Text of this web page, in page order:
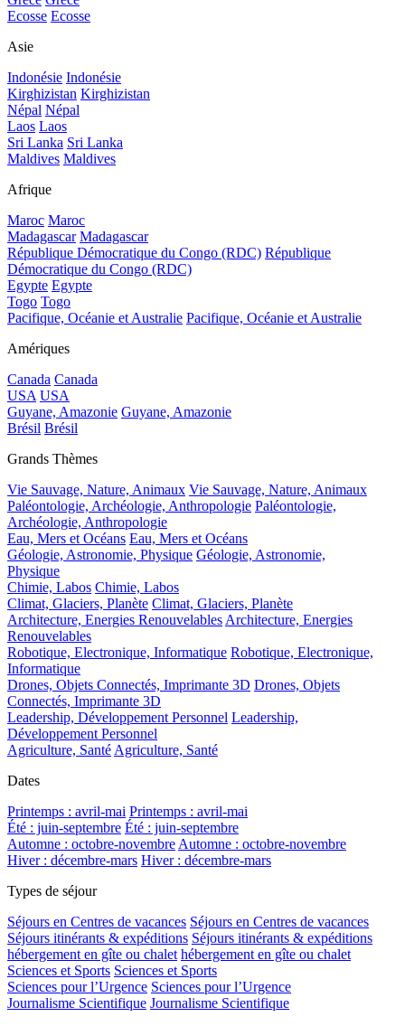
Ecosse Ecosse
Asie
Indonésie Indonésie
Kirghizistan Kirghizistan
Népal Népal
Laos Laos
Sri Lanka Sri Lanka
Maldives Maldives
Afrique
Maroc Maroc
Madagascar Madagascar
République Démocratique du Congo (RDC) République
Démocratique du Congo (RDC)
Egypte Egypte
Togo Togo
Pacifique, Océanie et Australie Pacifique, Océanie et Australie
Amériques
Canada Canada
USA USA
Guyane, Amazonie Guyane, Amazonie
Brésil Brésil
Grands Thèmes
Vie Sauvage, Nature, Animaux Vie Sauvage, Nature, Animaux
Paléontologie, Archéologie, Anthropologie Paléontologie,
Archéologie, Anthropologie
Eau, Mers et Océans Eau, Mers et Océans
Géologie, Astronomie, Physique Géologie, Astronomie,
Physique
Chimie, Labos Chimie, Labos
Climat, Glaciers, Planète Climat, Glaciers, Planète
Architecture, Energies RenouvelablesArchitecture, Energies
Renouvelables
Robotique, Electronique, Informatique Robotique, Electronique,
Informatique
Drones, Objets Connectés, Imprimante 3D Drones, Objets
Connectés, Imprimante 3D
Leadership, Développement Personnel Leadership,
Développement Personnel
Agriculture, SantéAgriculture, Santé
Dates
Printemps : avril-mai Printemps : avril-mai
Été : juin-septembre Été : juin-septembre
Automne : octobre-novembreAutomne : octobre-novembre
Hiver : décembre-mars Hiver : décembre-mars
Types de séjour
Séjours en Centres de vacances Séjours en Centres de vacances
Séjours itinérants & expéditions Séjours itinérants & expéditions
hébergement en gîte ou chalet hébergement en gîte ou chalet
Sciences et Sports Sciences et Sports
Sciences pour l’Urgence Sciences pour l’Urgence
Journalisme Scientifique Journalisme Scientifique